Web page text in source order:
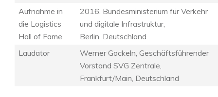
Aufnahme in
die Logistics
Hall of Fame
2016, Bundesministerium für Verkehr
und digitale Infrastruktur,
Berlin, Deutschland
Laudator
Werner Gockeln, Geschäftsführender
Vorstand SVG Zentrale,
Frankfurt/Main, Deutschland